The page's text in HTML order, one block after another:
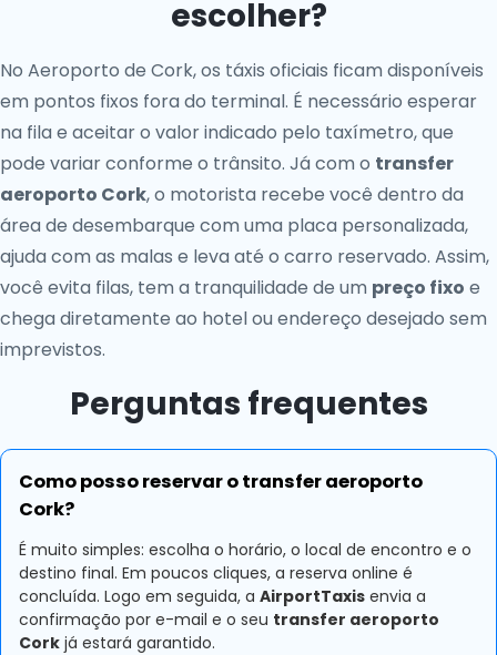
escolher?
No Aeroporto de Cork, os táxis oficiais ficam disponíveis
em pontos fixos fora do terminal. É necessário esperar
na fila e aceitar o valor indicado pelo taxímetro, que
pode variar conforme o trânsito. Já com o transfer
aeroporto Cork, o motorista recebe você dentro da
área de desembarque com uma placa personalizada,
ajuda com as malas e leva até o carro reservado. Assim,
você evita filas, tem a tranquilidade de um preço fixo e
chega diretamente ao hotel ou endereço desejado sem
imprevistos.
Perguntas frequentes
Como posso reservar o transfer aeroporto
Cork?
É muito simples: escolha o horário, o local de encontro e o
destino final. Em poucos cliques, a reserva online é
concluída. Logo em seguida, a AirportTaxis envia a
confirmação por e-mail e o seu transfer aeroporto
Cork já estará garantido.